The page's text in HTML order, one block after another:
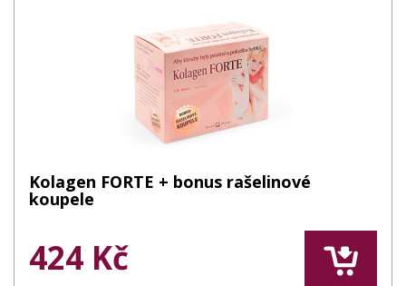
Kolagen FORTE + bonus rašelinové
koupele
424 Kč